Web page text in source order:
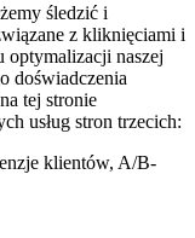
śledzić i
z kliknięciami i
naszej
doświadczenia
tej stronie
usług stron trzecich:
klientów, A/B-